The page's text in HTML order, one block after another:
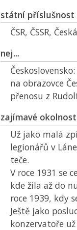
státní příslušnost
ČSR, ČSSR,
nej...
Československo:
na obrazovce
přenosu z
zajímavé
Už jako malá
legionářů v
teče.
V roce 1931 se
kde žila až do
roce 1939, kdy
Ještě jako
konzervatoře